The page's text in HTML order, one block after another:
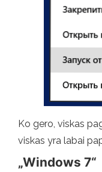
Ko gero, viskas
viskas yra labai
„Windows 7“